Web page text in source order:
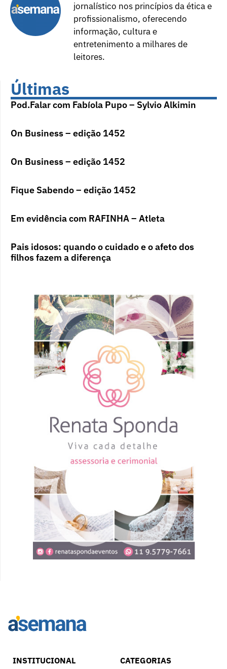
jornalístico nos princípios da ética e
profissionalismo, oferecendo
informação, cultura e
entretenimento a milhares de
leitores.
Últimas
Pod.Falar com Fabíola Pupo – Sylvio Alkimin
On Business – edição 1452
On Business – edição 1452
Fique Sabendo – edição 1452
Em evidência com RAFINHA – Atleta
Pais idosos: quando o cuidado e o afeto dos
filhos fazem a diferença
INSTITUCIONAL CATEGORIAS